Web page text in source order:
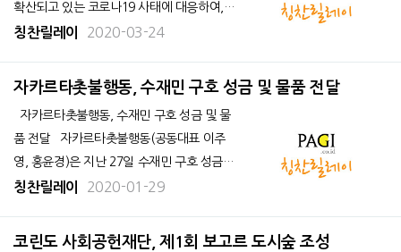
확산되고 있는 코로나19 사태에 대응하여,
인니 거주 한인동포를 위한 마스크를 자카르
포했다. 배부 첫날인 23일, 마스크는1인당
칭찬릴레이 2020-03-24
자카르타촛불행동, 수재민 구호 성금 및 물품 전달
품 전달 자카르타촛불행동(공동대표 이주
영, 홍윤경)은 지난 27일 수재민 구호 성금과
물품을 디알리타 합창단(Dialita Choir)과 UP
연합)에 각각 전달하였다.
칭찬릴레이 2020-01-29
코린도 사회공헌재단, 제1회 보고르 도시숲 조성